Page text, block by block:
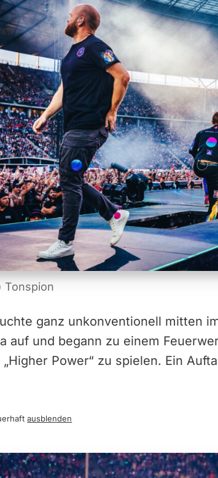
Tonspion
ganz unkonventionell mitten
auf und begann zu einem
„Higher Power“ zu spielen. Ein
ausblenden